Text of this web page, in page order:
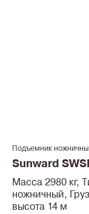
Подъемник
Sunward
Масса 2980 кг,
ножничный,
высота 14 м